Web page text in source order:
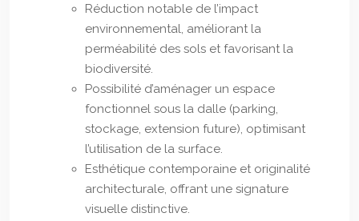
Réduction notable de l’impact
environnemental, améliorant la
perméabilité des sols et favorisant la
biodiversité.
Possibilité d’aménager un espace
fonctionnel sous la dalle (parking,
stockage, extension future), optimisant
l’utilisation de la surface.
Esthétique contemporaine et originalité
architecturale, offrant une signature
visuelle distinctive.